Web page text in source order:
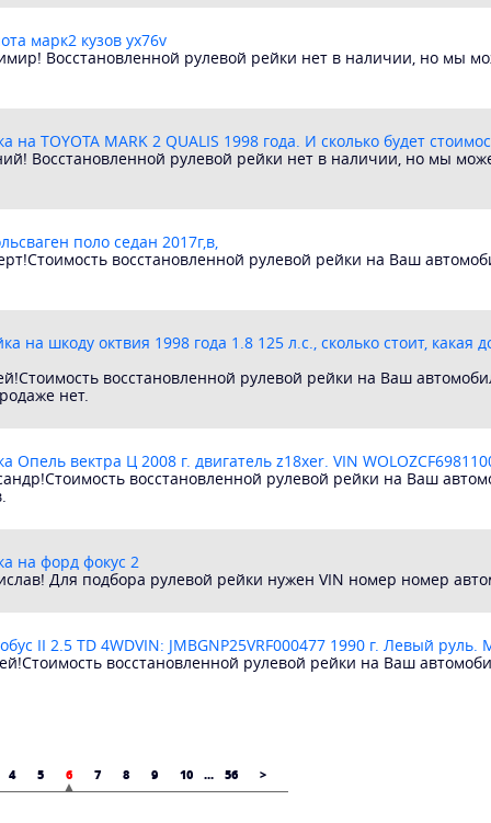
марк2 кузов ух76v
Восстановленной рулевой рейки нет в наличии, но мы
на TOYOTA MARK 2 QUALIS 1998 года. И сколько будет
Восстановленной рулевой рейки нет в наличии, но мы
поло седан 2017г,в,
восстановленной рулевой рейки на Ваш
на шкоду октвия 1998 года 1.8 125 л.с., сколько стоит, какая
восстановленной рулевой рейки на Ваш
нет.
Опель вектра Ц 2008 г. двигатель z18xer. VIN
восстановленной рулевой рейки на Ваш
на форд фокус 2
Для подбора рулевой рейки нужен VIN номер номер
II 2.5 TD 4WDVIN: JMBGNP25VRF000477 1990 г. Левый руль.
восстановленной рулевой рейки на Ваш
4 5 6 7 8 9 10 ... 56 >